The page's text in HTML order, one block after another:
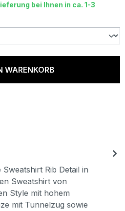
bei Ihnen in ca. 1-3
WARENKORB
Rib Detail in
Sweatshirt von
Style mit hohem
mit Tunnelzug sowie